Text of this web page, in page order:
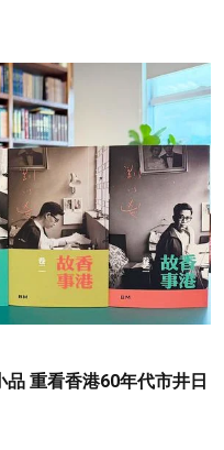
重看香港60年代市井日